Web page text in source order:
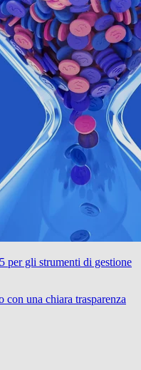
per gli strumenti di gestione
una chiara trasparenza